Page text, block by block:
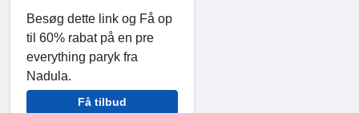
Besøg dette link og Få op
til 60% rabat på en pre
everything paryk fra
Nadula.
Få tilbud